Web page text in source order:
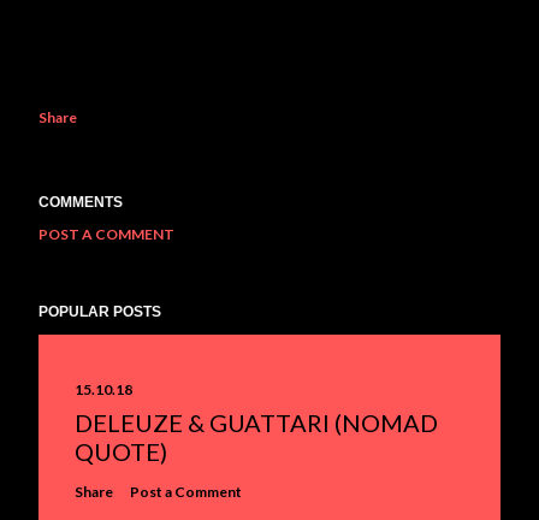
Share
COMMENTS
POST A COMMENT
POPULAR POSTS
15.10.18
DELEUZE & GUATTARI (NOMAD
QUOTE)
Share Post a Comment